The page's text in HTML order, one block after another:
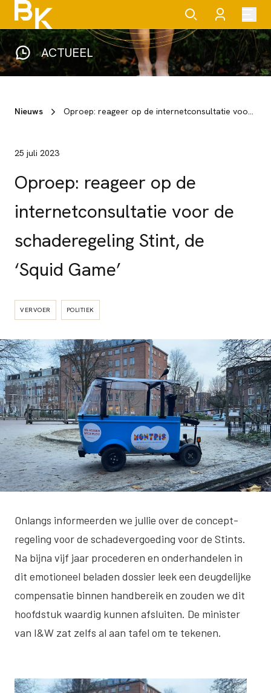
ACTUEEL
Nieuws Oproep: reageer op de internetconsultatie voor de schaderegeling Stint, de ‘Squid Game’
25 juli 2023
Oproep: reageer op de
internetconsultatie voor de
schaderegeling Stint, de
‘Squid Game’
VERVOER POLITIEK
Onlangs informeerden we jullie over de concept-
regeling voor de schadevergoeding voor de Stints.
Na bijna vijf jaar procederen en onderhandelen in
dit emotioneel beladen dossier leek een deugdelijke
compensatie binnen handbereik en zouden we dit
hoofdstuk waardig kunnen afsluiten. De minister
van I&W zat zelfs al aan tafel om te tekenen.